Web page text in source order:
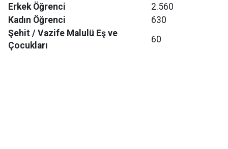
Erkek Öğrenci
2.560
Kadın Öğrenci
630
Şehit / Vazife Malulü Eş ve
Çocukları
60